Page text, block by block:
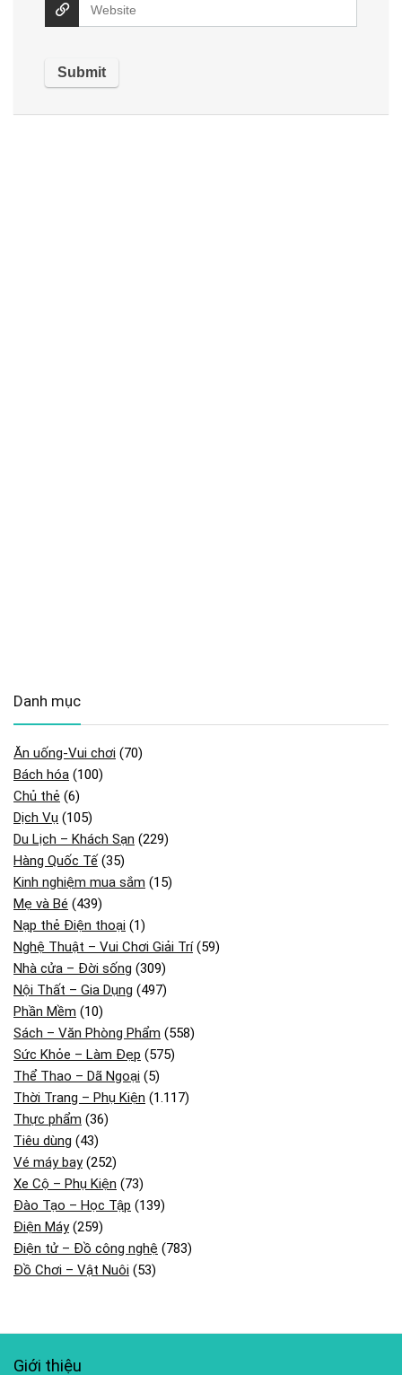
Danh mục
Ăn uống-Vui chơi (70)
Bách hóa (100)
Chủ thẻ (6)
Dịch Vụ (105)
Du Lịch – Khách Sạn (229)
Hàng Quốc Tế (35)
Kinh nghiệm mua sắm (15)
Mẹ và Bé (439)
Nạp thẻ Điện thoại (1)
Nghệ Thuật – Vui Chơi Giải Trí(59)
Nhà cửa – Đời sống (309)
Nội Thất – Gia Dụng (497)
Phần Mềm (10)
Sách – Văn Phòng Phẩm (558)
Sức Khỏe – Làm Đẹp (575)
Thể Thao – Dã Ngoại (5)
Thời Trang – Phụ Kiện (1.117)
Thực phẩm (36)
Tiêu dùng (43)
Vé máy bay(252)
Xe Cộ – Phụ Kiện (73)
Đào Tạo – Học Tập (139)
Điện Máy(259)
Điện tử – Đồ công nghệ (783)
Đồ Chơi – Vật Nuôi (53)
Giới thiệu